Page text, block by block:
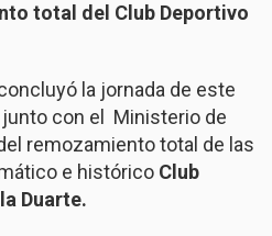
total del Club Deportivo
la jornada de este
con el Ministerio de
remozamiento total de las
e histórico Club
Duarte.